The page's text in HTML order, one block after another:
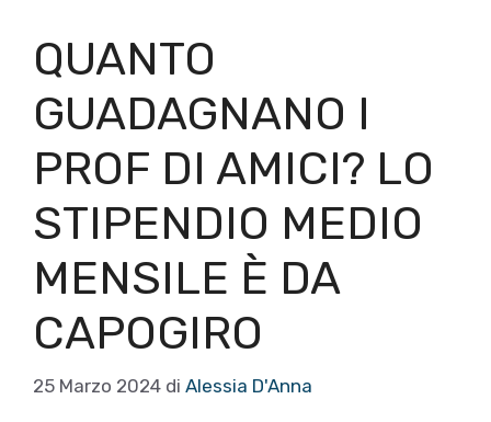
QUANTO
GUADAGNANO I
PROF DI AMICI? LO
STIPENDIO MEDIO
MENSILE È DA
CAPOGIRO
25 Marzo 2024 di Alessia D'Anna